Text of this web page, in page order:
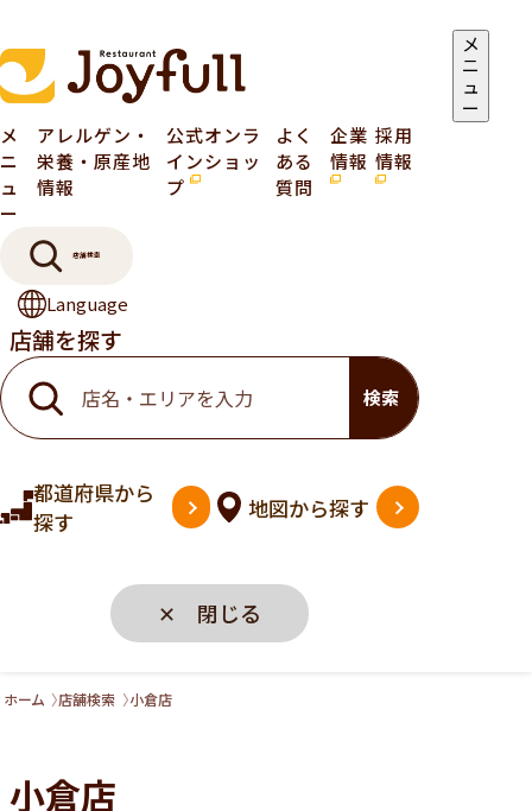
メ
ニ
ュ
ー
メ
ニ
ュ
ー
アレルゲン・
栄養・原産地
情報
公式オンラ
インショッ
プ
よく
ある
質問
企業
情報
採用
情報
店舗検索
Language
店舗を探す
検索
都道府県から
探す
地図から探す
✕ 閉じる
ホーム 店舗検索 小倉店
小倉店